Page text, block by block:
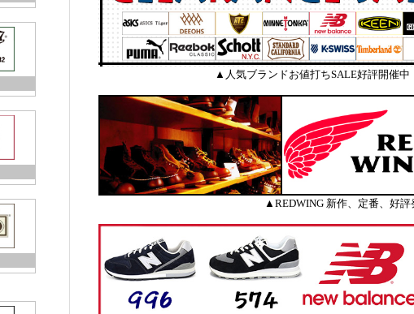
▲人気ブランドお値打ちSALE好評開催中
▲REDWING 新作、定番、好評